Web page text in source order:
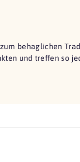
behaglichen
und treffen so